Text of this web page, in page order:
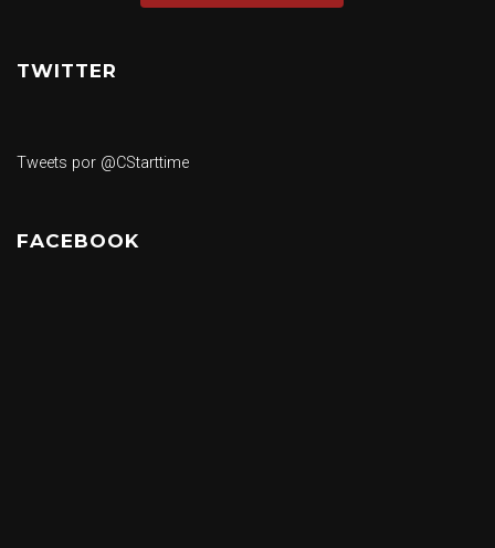
TWITTER
Tweets por @CStarttime
FACEBOOK